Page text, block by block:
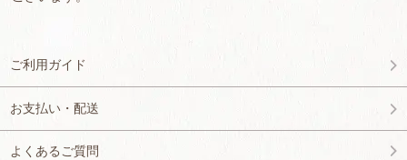
ご利用ガイド
お支払い・配送
よくあるご質問